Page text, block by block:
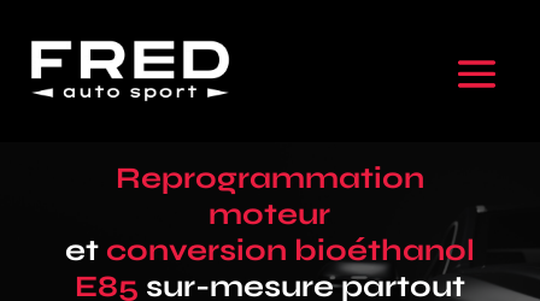
Reprogrammation
moteur
et conversion bioéthanol
E85 sur-mesure partout